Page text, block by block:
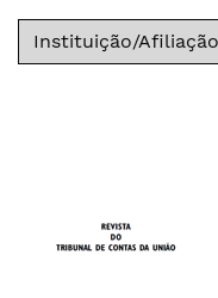
Instituição/Afiliação